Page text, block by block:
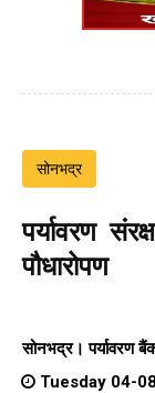
सोनभद्र
पर्यावरण
पौधारोपण
सोनभद्र। पर्यावरण
Tuesday 04-